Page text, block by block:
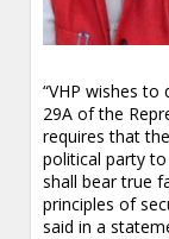
“VHP wishes
29A of the
requires that
political party
shall bear true
principles of
said in a